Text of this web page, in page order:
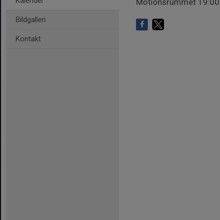
Bildgalleri
Kontakt
Motionsrummet